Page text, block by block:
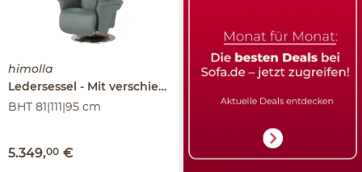
himolla
Ledersessel Mit verschiedenen Massageprogrammen
BHT 81|111|95 cm
5.349,00 €